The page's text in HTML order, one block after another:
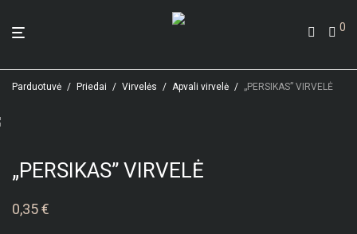
0
Parduotuvė / Priedai / Virvelės / Apvali virvelė / „PERSIKAS” VIRVELĖ
„PERSIKAS” VIRVELĖ
0,35€